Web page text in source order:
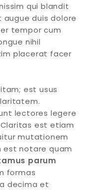
qui blandit
duis dolore
tempor cum
nihil
placerat facer
est usus
lectores legere
est etiam
mutationem
est notare quam
parum
formas
decima et